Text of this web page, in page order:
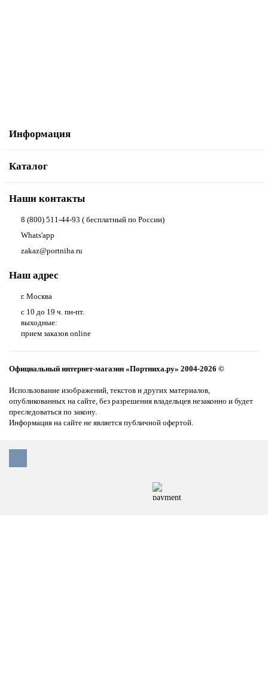
Информация
Каталог
Наши контакты
8 (800) 511-44-93 ( бесплатный по России)
Whats'app
zakaz@portniha.ru
Наш адрес
г. Москва
с 10 до 19 ч. пн-пт.
выходные:
прием заказов online
Официальный интернет-магазин «Портниха.ру» 2004-2026 ©
Использование изображений, текстов и других материалов,
опубликованных на сайте, без разрешения владельцев незаконно и будет
преследоваться по закону.
Информация на сайте не является публичной офертой.